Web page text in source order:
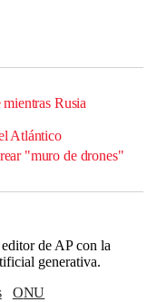
Rusia
Atlántico
"muro de drones"
de AP con la
generativa.
ONU